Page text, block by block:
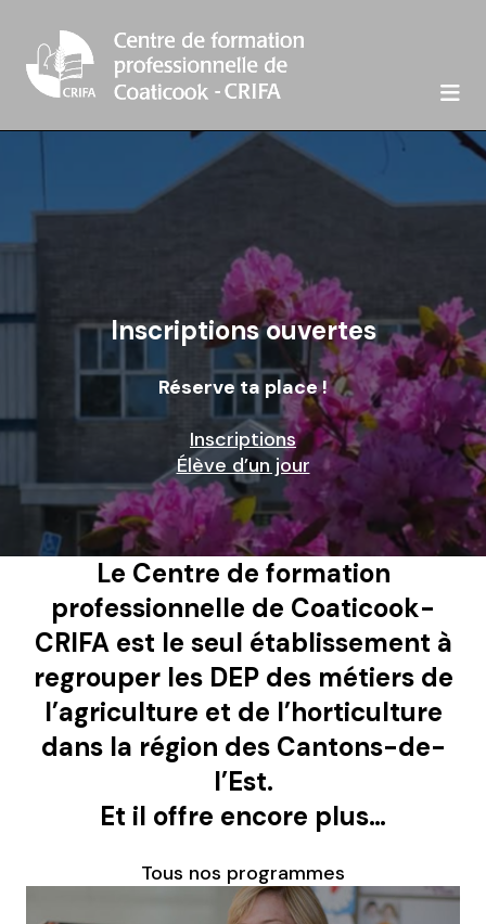

Inscriptions ouvertes
Réserve ta place !
Inscriptions
Élève d’un jour
Le Centre de formation
professionnelle de Coaticook-
CRIFA est le seul établissement à
regrouper les DEP des métiers de
l’agriculture et de l’horticulture
dans la région des Cantons-de-
l’Est.
Et il offre encore plus…
Tous nos programmes